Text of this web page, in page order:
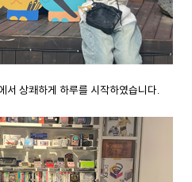
서 상쾌하게 하루를 시작하였습니다.